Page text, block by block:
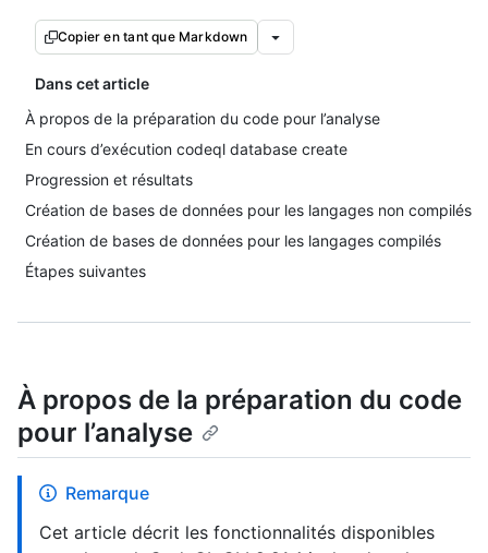
Copier en tant que Markdown
Dans cet article
À propos de la préparation du code pour l’analyse
En cours d’exécution codeql database create
Progression et résultats
Création de bases de données pour les langages non compilés
Création de bases de données pour les langages compilés
Étapes suivantes
À propos de la préparation du code
pour l’analyse
Remarque
Cet article décrit les fonctionnalités disponibles